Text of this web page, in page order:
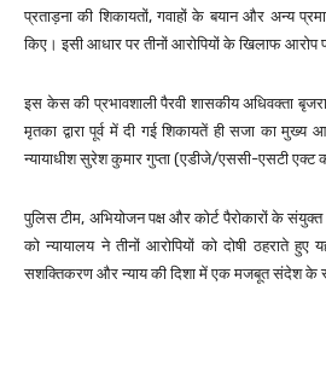
प्रताड़ना की शिकायतों, गवाहों के बयान और अन्य
किए। इसी आधार पर तीनों आरोपियों के खिलाफ आरोप
इस केस की प्रभावशाली पैरवी शासकीय अधिवक्ता
मृतका द्वारा पूर्व में दी गई शिकायतें ही सजा का मुख्य
न्यायाधीश सुरेश कुमार गुप्ता (एडीजे/एससी-एसटी एक्ट
पुलिस टीम, अभियोजन पक्ष और कोर्ट पैरोकारों के
को न्यायालय ने तीनों आरोपियों को दोषी ठहराते
सशक्तिकरण और न्याय की दिशा में एक मजबूत संदेश के